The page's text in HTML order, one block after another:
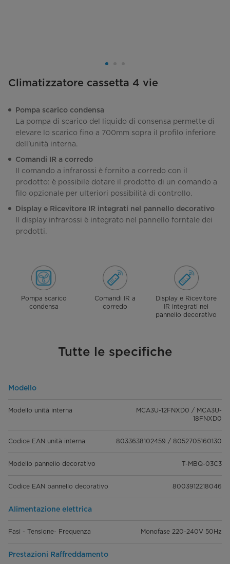
Climatizzatore cassetta 4 vie
Pompa scarico condensa
La pompa di scarico del liquido di consensa permette di
elevare lo scarico fino a 700mm sopra il profilo inferiore
dell'unità interna.
Comandi IR a corredo
Il comando a infrarossi è fornito a corredo con il
prodotto: è possibile dotare il prodotto di un comando a
filo opzionale per ulteriori possibilità di controllo.
Display e Ricevitore IR integrati nel pannello decorativo
Il display infrarossi è integrato nel pannello forntale dei
prodotti.
Pompa scarico
condensa
Comandi IR a
corredo
Display e Ricevitore
IR integrati nel
pannello decorativo
Tutte le specifiche
Modello
Modello unità interna
MCA3U-12FNXD0 / MCA3U-
18FNXD0
Codice EAN unità interna 8033638102459 / 8052705160130
Modello pannello decorativo T-MBQ-03C3
Codice EAN pannello decorativo 8003912218046
Alimentazione elettrica
Fasi - Tensione- Frequenza Monofase 220-240V 50Hz
Prestazioni Raffreddamento